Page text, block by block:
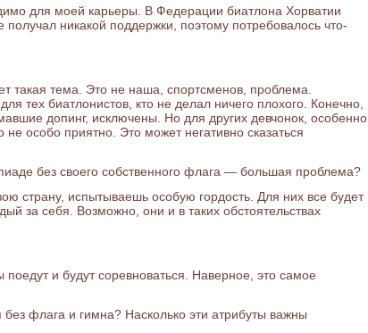
для моей карьеры. В Федерации биатлона Хорватии
никакой поддержки, поэтому потребовалось что-
такая тема. Это не наша, спортсменов, проблема.
тех биатлонистов, кто не делал ничего плохого. Конечно,
допинг, исключены. Но для других девчонок, особенно
особо приятно. Это может негативно сказаться
без своего собственного флага — большая проблема?
страну, испытываешь особую гордость. Для них все будет
за себя. Возможно, они и в таких обстоятельствах
и будут соревноваться. Наверное, это самое
флага и гимна? Насколько эти атрибуты важны